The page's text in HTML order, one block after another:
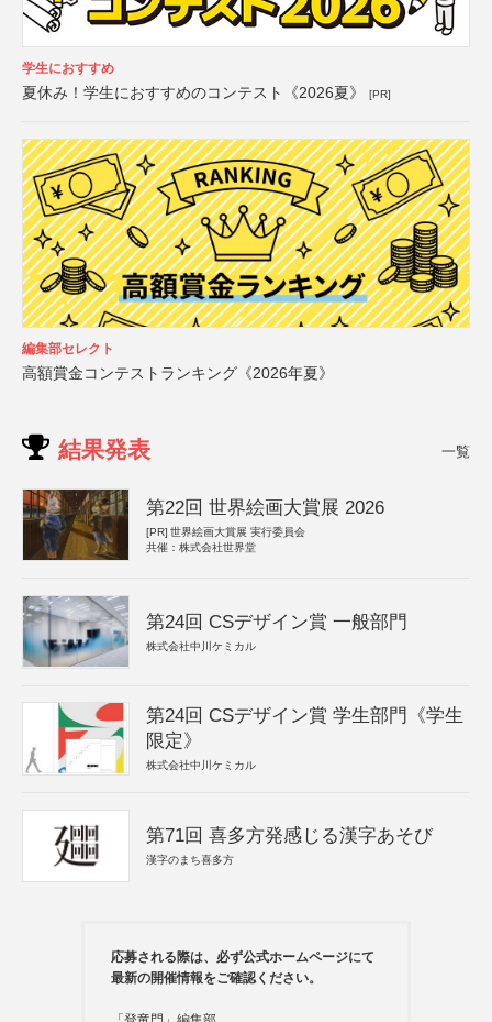
学生におすすめ
夏休み！学生におすすめのコンテスト《2026夏》 [PR]
編集部セレクト
高額賞金コンテストランキング《2026年夏》
結果発表 一覧
第22回 世界絵画大賞展 2026
[PR] 世界絵画大賞展 実行委員会
共催：株式会社世界堂
第24回 CSデザイン賞 一般部門
株式会社中川ケミカル
第24回 CSデザイン賞 学生部門《学生
限定》
株式会社中川ケミカル
第71回 喜多方発感じる漢字あそび
漢字のまち喜多方
応募される際は、必ず公式ホームページにて
最新の開催情報をご確認ください。
「登竜門」編集部